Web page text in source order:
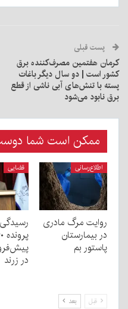
پست قبلی
کرمان هفتمین مصرف‌کننده برق
کشور است | دو سال دیگر باغات
پسته با تنش‌های آبی ناشی از قطع
برق نابود می‌شود
ممکن است شما
اطلاع‌رسانی
روایت مرگ مادری
در بیمارستان
پاستور بم
قضایی
در زرند
قبل بعد